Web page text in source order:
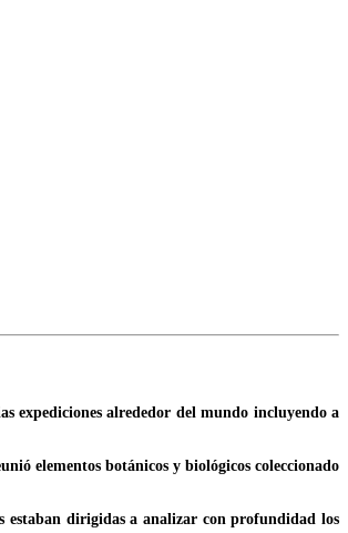
expediciones alrededor del mundo incluyendo a
elementos botánicos y biológicos coleccionado
estaban dirigidas a analizar con profundidad los